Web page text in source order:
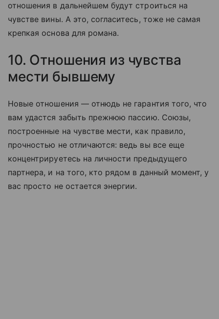
отношения в дальнейшем будут строиться на
чувстве вины. А это, согласитесь, тоже не самая
крепкая основа для романа.
10. Отношения из чувства
мести бывшему
Новые отношения — отнюдь не гарантия того, что
вам удастся забыть прежнюю пассию. Союзы,
построенные на чувстве мести, как правило,
прочностью не отличаются: ведь вы все еще
концентрируетесь на личности предыдущего
партнера, и на того, кто рядом в данный момент, у
вас просто не остается энергии.